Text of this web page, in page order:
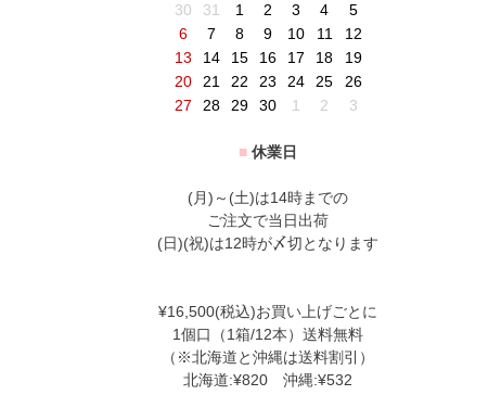
30
31 1 2 3 4
5
6
7 8 9 10 11
12
13
14 15 16 17 18
19
20
21 22 23 24 25
26
27
28 29 30 1 2 3
■ 休業日
(月)～(土)は14時までの
ご注文で当日出荷
(日)(祝)は12時が〆切となります
¥16,500(税込)お買い上げごとに
1個口（1箱/12本）送料無料
（※北海道と沖縄は送料割引）
北海道:¥820 沖縄:¥532